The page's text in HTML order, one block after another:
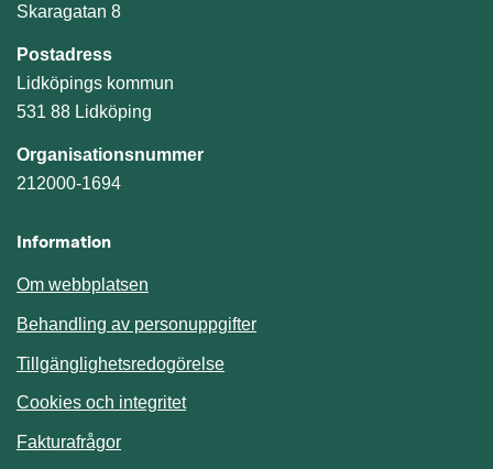
Skaragatan 8
Postadress
Lidköpings kommun
531 88 Lidköping
Organisationsnummer
212000-1694
Information
Om webbplatsen
Behandling av personuppgifter
Tillgänglighetsredogörelse
Cookies och integritet
Fakturafrågor